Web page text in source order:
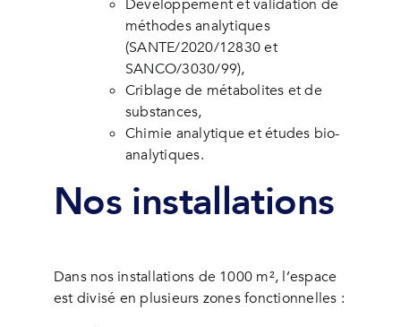
Développement et validation de
méthodes analytiques
(SANTE/2020/12830 et
SANCO/3030/99),
Criblage de métabolites et de
substances,
Chimie analytique et études bio-
analytiques.
Nos installations
Dans nos installations de 1000 m², l’espace
est divisé en plusieurs zones fonctionnelles :